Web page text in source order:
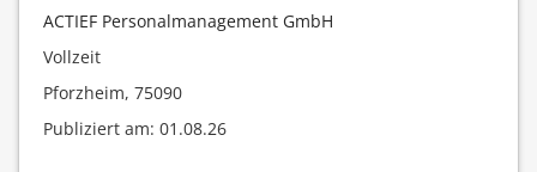
ACTIEF Personalmanagement GmbH
Vollzeit
Pforzheim, 75090
Publiziert am: 01.08.26